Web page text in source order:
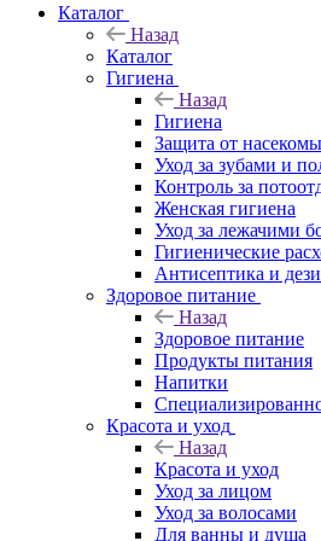
Каталог
Назад
Каталог
Гигиена
Назад
Гигиена
Защита от
Уход за зубами и
Контроль за
Женская гигиена
Уход за лежачими
Гигиенические
Антисептика и
Здоровое питание
Назад
Здоровое питание
Продукты питания
Напитки
Красота и уход
Назад
Красота и уход
Уход за лицом
Уход за волосами
Для ванны и душа